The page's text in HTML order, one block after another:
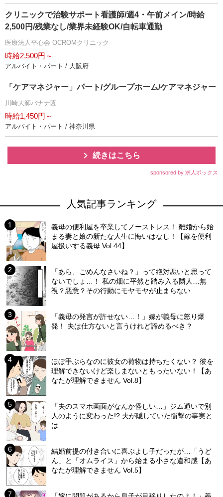
クリニックで治験サポート看護師/週4・午前メイン/時給
2,500円/残業なし/業界未経験OK/自転車通勤
医療法人平心会 OCROMクリニック
時給2,500円～
アルバイト・パート / 大阪府
「ケアマネジャー」パート/グループホーム/ケアマネジャー
川崎大師バナナ園
時給1,450円～
アルバイト・パート / 神奈川県
続きはこちら
sponsored by 求人ボックス
人気記事ランキング
義母の便利屋を卒業してノーストレス！ 離婚から始
まる妻と娘の新たな人生に悔いはなし！【嫁を便利
屋扱いする義母 Vol.44】
「あら、ごめんなさいね？」って絶対悪いと思って
ないでしょ…！ 私の畑に平然と踏み入る隣人…無
視？悪意？その行動にモヤモヤが止まらない
「義母の発言が許せない…！」嫁が義母に怒り爆
発！ 夫は仕方ないと言うけれど諦めるべき？
ほぼ手ぶらなのに彼女の荷物は持ちたくない？ 彼を
理解できないけど楽しまないともったいない！【あ
なたが理解できません Vol.8】
「夫のスマホ画面がなんか怪しい…」ジム通いで別
人のように変わった!? 夫が隠していた衝撃の事実と
は
結婚前提の付き合いに喜ぶよし子だったが…「うど
ん」と「オムライス」から始まる小さな違和感【あ
なたが理解できません Vol.5】